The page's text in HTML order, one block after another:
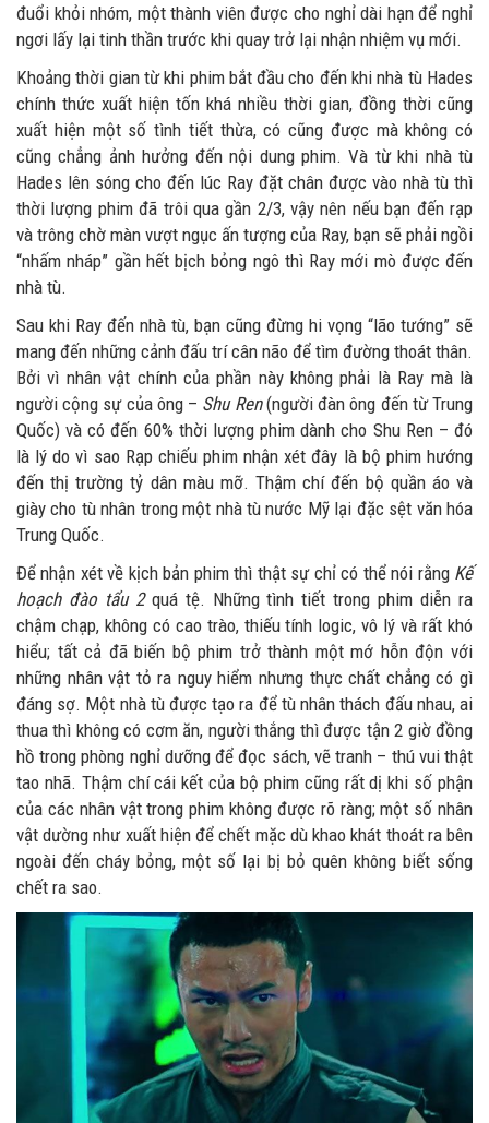
đuổi khỏi nhóm, một thành viên được cho nghỉ dài hạn để nghỉ
ngơi lấy lại tinh thần trước khi quay trở lại nhận nhiệm vụ mới.
Khoảng thời gian từ khi phim bắt đầu cho đến khi nhà tù Hades
chính thức xuất hiện tốn khá nhiều thời gian, đồng thời cũng
xuất hiện một số tình tiết thừa, có cũng được mà không có
cũng chẳng ảnh hưởng đến nội dung phim. Và từ khi nhà tù
Hades lên sóng cho đến lúc Ray đặt chân được vào nhà tù thì
thời lượng phim đã trôi qua gần 2/3, vậy nên nếu bạn đến rạp
và trông chờ màn vượt ngục ấn tượng của Ray, bạn sẽ phải ngồi
“nhấm nháp” gần hết bịch bỏng ngô thì Ray mới mò được đến
nhà tù.
Sau khi Ray đến nhà tù, bạn cũng đừng hi vọng “lão tướng” sẽ
mang đến những cảnh đấu trí cân não để tìm đường thoát thân.
Bởi vì nhân vật chính của phần này không phải là Ray mà là
người cộng sự của ông – Shu Ren(người đàn ông đến từ Trung
Quốc) và có đến 60% thời lượng phim dành cho Shu Ren – đó
là lý do vì sao Rạp chiếu phim nhận xét đây là bộ phim hướng
đến thị trường tỷ dân màu mỡ. Thậm chí đến bộ quần áo và
giày cho tù nhân trong một nhà tù nước Mỹ lại đặc sệt văn hóa
Trung Quốc.
Để nhận xét về kịch bản phim thì thật sự chỉ có thể nói rằng Kế
hoạch đào tẩu 2quá tệ. Những tình tiết trong phim diễn ra
chậm chạp, không có cao trào, thiếu tính logic, vô lý và rất khó
hiểu; tất cả đã biến bộ phim trở thành một mớ hỗn độn với
những nhân vật tỏ ra nguy hiểm nhưng thực chất chẳng có gì
đáng sợ. Một nhà tù được tạo ra để tù nhân thách đấu nhau, ai
thua thì không có cơm ăn, người thắng thì được tận 2 giờ đồng
hồ trong phòng nghỉ dưỡng để đọc sách, vẽ tranh – thú vui thật
tao nhã. Thậm chí cái kết của bộ phim cũng rất dị khi số phận
của các nhân vật trong phim không được rõ ràng; một số nhân
vật dường như xuất hiện để chết mặc dù khao khát thoát ra bên
ngoài đến cháy bỏng, một số lại bị bỏ quên không biết sống
chết ra sao.